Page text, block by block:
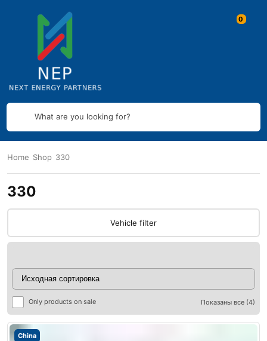
What are you looking for?
Home Shop 330
330
Vehicle filter
Only products on sale Показаны все (4)
China